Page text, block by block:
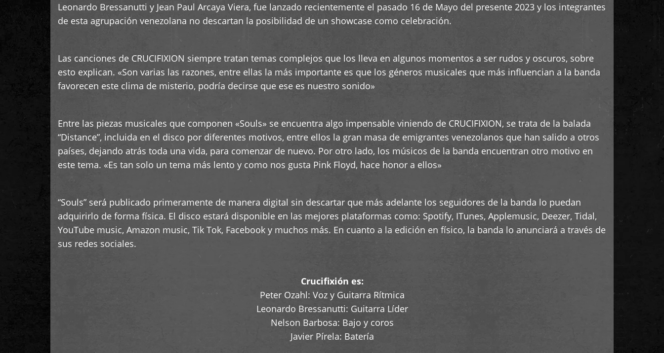
Leonardo Bressanutti y Jean Paul Arcaya Viera, fue lanzado recientemente el pasado 16 de Mayo del presente 2023 y los integrantes
de esta agrupación venezolana no descartan la posibilidad de un showcase como celebración.
Las canciones de CRUCIFIXION siempre tratan temas complejos que los lleva en algunos momentos a ser rudos y oscuros, sobre
esto explican. «Son varias las razones, entre ellas la más importante es que los géneros musicales que más influencian a la banda
favorecen este clima de misterio, podría decirse que ese es nuestro sonido»
Entre las piezas musicales que componen «Souls» se encuentra algo impensable viniendo de CRUCIFIXION, se trata de la balada
“Distance”, incluida en el disco por diferentes motivos, entre ellos la gran masa de emigrantes venezolanos que han salido a otros
países, dejando atrás toda una vida, para comenzar de nuevo. Por otro lado, los músicos de la banda encuentran otro motivo en
este tema. «Es tan solo un tema más lento y como nos gusta Pink Floyd, hace honor a ellos»
“Souls” será publicado primeramente de manera digital sin descartar que más adelante los seguidores de la banda lo puedan
adquirirlo de forma física. El disco estará disponible en las mejores plataformas como: Spotify, ITunes, Applemusic, Deezer, Tidal,
YouTube music, Amazon music, Tik Tok, Facebook y muchos más. En cuanto a la edición en físico, la banda lo anunciará a través de
sus redes sociales.
Crucifixión es:
Peter Ozahl: Voz y Guitarra Rítmica
Leonardo Bressanutti: Guitarra Líder
Nelson Barbosa: Bajo y coros
Javier Pírela: Batería